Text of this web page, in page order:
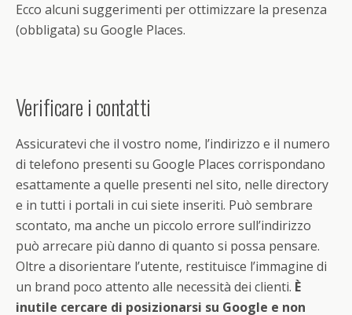
Ecco alcuni suggerimenti per ottimizzare la presenza
(obbligata) su Google Places.
Verificare i contatti
Assicuratevi che il vostro nome, l’indirizzo e il numero
di telefono presenti su Google Places corrispondano
esattamente a quelle presenti nel sito, nelle directory
e in tutti i portali in cui siete inseriti. Può sembrare
scontato, ma anche un piccolo errore sull’indirizzo
può arrecare più danno di quanto si possa pensare.
Oltre a disorientare l’utente, restituisce l’immagine di
un brand poco attento alle necessità dei clienti. È
inutile cercare di posizionarsi su Google e non